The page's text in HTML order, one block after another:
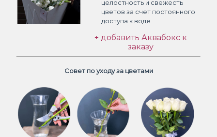
целостность и свежесть
цветов за счет постоянного
доступа к воде
+ добавить Аквабокс к
заказу
Совет по уходу за цветами